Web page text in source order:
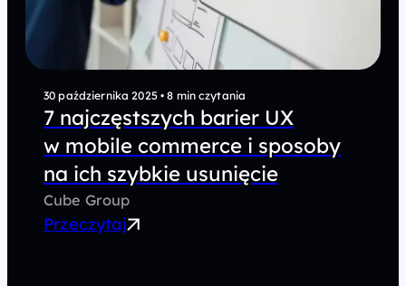
30 października 2025 • 8 min czytania
7 najczęstszych barier UX
w mobile commerce i sposoby
na ich szybkie usunięcie
Cube Group
Przeczytaj